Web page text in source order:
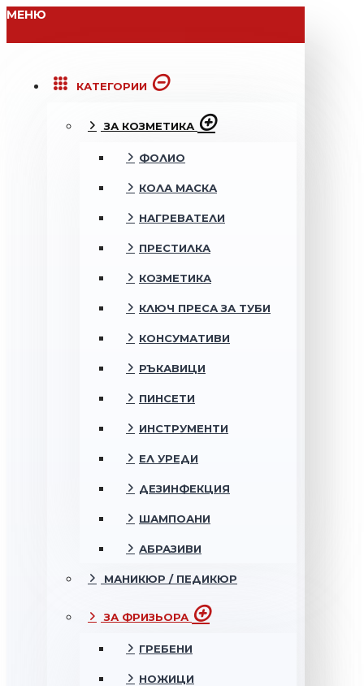
МЕНЮ
КАТЕГОРИИ
ЗА КОЗМЕТИКА
ФОЛИО
КОЛА МАСКА
НАГРЕВАТЕЛИ
ПРЕСТИЛКА
КОЗМЕТИКА
КЛЮЧ ПРЕСА ЗА ТУБИ
КОНСУМАТИВИ
РЪКАВИЦИ
ПИНСЕТИ
ИНСТРУМЕНТИ
ЕЛ УРЕДИ
ДЕЗИНФЕКЦИЯ
ШАМПОАНИ
АБРАЗИВИ
МАНИКЮР / ПЕДИКЮР
ЗА ФРИЗЬОРА
ГРЕБЕНИ
НОЖИЦИ